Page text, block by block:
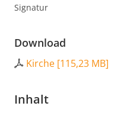
Signatur
Download
Kirche [115,23 MB]
Inhalt